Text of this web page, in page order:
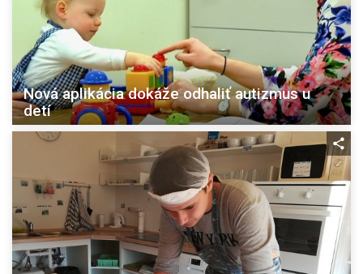
Nová aplikácia dokáže odhaliť autizmus u
detí